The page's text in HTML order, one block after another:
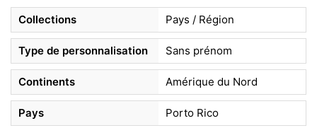
Collections Pays / Région
Type de personnalisation Sans prénom
Continents Amérique du Nord
Pays Porto Rico